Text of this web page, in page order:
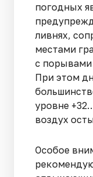
погодных
ливнях,
местами
с порывами
При этом
уровне
воздух
Особое